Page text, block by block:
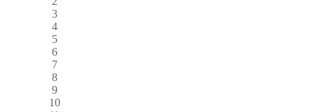
3
4
5
6
7
8
9
10